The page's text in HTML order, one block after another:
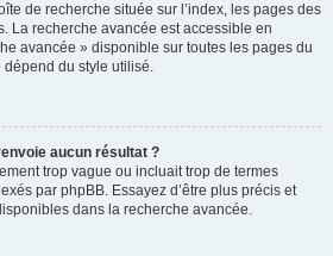
de recherche située sur l’index, les pages des
La recherche avancée est accessible en
avancée » disponible sur toutes les pages du
dépend du style utilisé.
aucun résultat ?
trop vague ou incluait trop de termes
par phpBB. Essayez d’être plus précis et
dans la recherche avancée.